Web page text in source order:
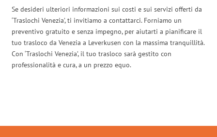
Se desideri ulteriori informazioni sui costi e sui servizi offerti da
‘Traslochi Venezia’, ti invitiamo a contattarci. Forniamo un
preventivo gratuito e senza impegno, per aiutarti a pianificare il
tuo trasloco da Venezia a Leverkusen con la massima tranquillità.
Con ‘Traslochi Venezia’, il tuo trasloco sarà gestito con
professionalità e cura, a un prezzo equo.